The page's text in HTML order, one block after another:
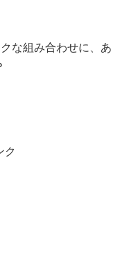
な組み合わせに、あ
ク